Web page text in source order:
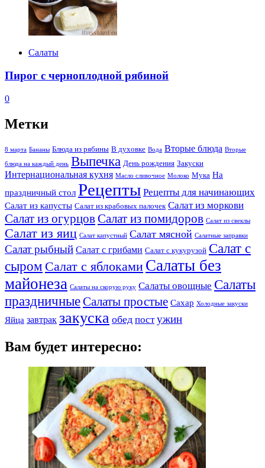
Салаты
Пирог с черноплодной рябиной
0
Метки
8 марта Бананы Блюда из рябины В духовке Вода Вторые блюда Вторые
блюда на каждый день Выпечка День рождения Закуски
Интернациональная кухня Масло сливочное Молоко Мука На
праздничный стол Рецепты Рецепты для начинающих
Салат из капусты Салат из крабовых палочек Салат из моркови
Салат из огурцовСалат из помидоров Салат из свеклы
Салат из яиц Салат капустный Салат мясной Салатные заправки
Салат рыбный Салат с грибами Салат с кукурузой Салат с
сыром Салат с яблоками Салаты без
майонеза Салаты на скорую руку Салаты овощные Салаты
праздничныеСалаты простые Сахар Холодные закуски
Яйца завтрак закуска обед пост ужин
Вам будет интересно: